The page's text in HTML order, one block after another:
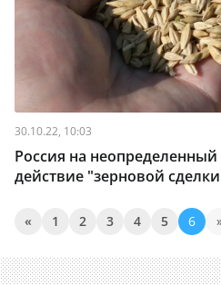
30.10.22, 10:03
Россия на неопределенный
действие "зерновой
« 1 2 3 4 5 6 »